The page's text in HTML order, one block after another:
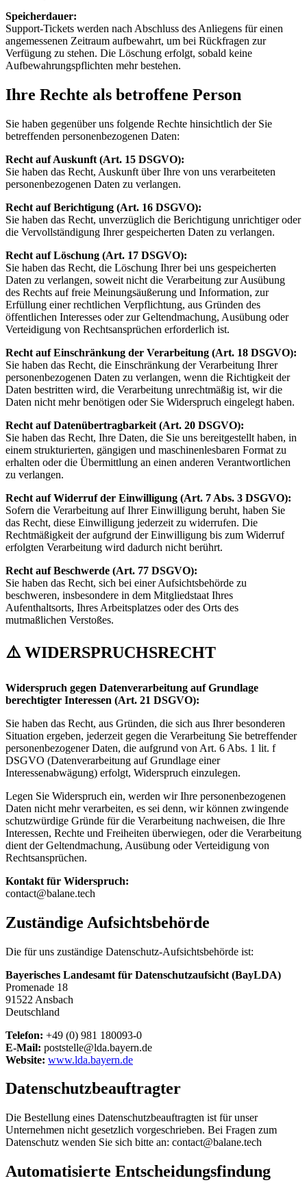
Speicherdauer:
Support-Tickets werden nach Abschluss des Anliegens für einen
angemessenen Zeitraum aufbewahrt, um bei Rückfragen zur
Verfügung zu stehen. Die Löschung erfolgt, sobald keine
Aufbewahrungspflichten mehr bestehen.
Ihre Rechte als betroffene Person
Sie haben gegenüber uns folgende Rechte hinsichtlich der Sie
betreffenden personenbezogenen Daten:
Recht auf Auskunft (Art. 15 DSGVO):
Sie haben das Recht, Auskunft über Ihre von uns verarbeiteten
personenbezogenen Daten zu verlangen.
Recht auf Berichtigung (Art. 16 DSGVO):
Sie haben das Recht, unverzüglich die Berichtigung unrichtiger oder
die Vervollständigung Ihrer gespeicherten Daten zu verlangen.
Recht auf Löschung (Art. 17 DSGVO):
Sie haben das Recht, die Löschung Ihrer bei uns gespeicherten
Daten zu verlangen, soweit nicht die Verarbeitung zur Ausübung
des Rechts auf freie Meinungsäußerung und Information, zur
Erfüllung einer rechtlichen Verpflichtung, aus Gründen des
öffentlichen Interesses oder zur Geltendmachung, Ausübung oder
Verteidigung von Rechtsansprüchen erforderlich ist.
Recht auf Einschränkung der Verarbeitung (Art. 18 DSGVO):
Sie haben das Recht, die Einschränkung der Verarbeitung Ihrer
personenbezogenen Daten zu verlangen, wenn die Richtigkeit der
Daten bestritten wird, die Verarbeitung unrechtmäßig ist, wir die
Daten nicht mehr benötigen oder Sie Widerspruch eingelegt haben.
Recht auf Datenübertragbarkeit (Art. 20 DSGVO):
Sie haben das Recht, Ihre Daten, die Sie uns bereitgestellt haben, in
einem strukturierten, gängigen und maschinenlesbaren Format zu
erhalten oder die Übermittlung an einen anderen Verantwortlichen
zu verlangen.
Recht auf Widerruf der Einwilligung (Art. 7 Abs. 3 DSGVO):
Sofern die Verarbeitung auf Ihrer Einwilligung beruht, haben Sie
das Recht, diese Einwilligung jederzeit zu widerrufen. Die
Rechtmäßigkeit der aufgrund der Einwilligung bis zum Widerruf
erfolgten Verarbeitung wird dadurch nicht berührt.
Recht auf Beschwerde (Art. 77 DSGVO):
Sie haben das Recht, sich bei einer Aufsichtsbehörde zu
beschweren, insbesondere in dem Mitgliedstaat Ihres
Aufenthaltsorts, Ihres Arbeitsplatzes oder des Orts des
mutmaßlichen Verstoßes.
⚠️ WIDERSPRUCHSRECHT
Widerspruch gegen Datenverarbeitung auf Grundlage
berechtigter Interessen (Art. 21 DSGVO):
Sie haben das Recht, aus Gründen, die sich aus Ihrer besonderen
Situation ergeben, jederzeit gegen die Verarbeitung Sie betreffender
personenbezogener Daten, die aufgrund von Art. 6 Abs. 1 lit. f
DSGVO (Datenverarbeitung auf Grundlage einer
Interessenabwägung) erfolgt, Widerspruch einzulegen.
Legen Sie Widerspruch ein, werden wir Ihre personenbezogenen
Daten nicht mehr verarbeiten, es sei denn, wir können zwingende
schutzwürdige Gründe für die Verarbeitung nachweisen, die Ihre
Interessen, Rechte und Freiheiten überwiegen, oder die Verarbeitung
dient der Geltendmachung, Ausübung oder Verteidigung von
Rechtsansprüchen.
Kontakt für Widerspruch:
contact@balane.tech
Zuständige Aufsichtsbehörde
Die für uns zuständige Datenschutz-Aufsichtsbehörde ist:
Bayerisches Landesamt für Datenschutzaufsicht (BayLDA)
Promenade 18
91522 Ansbach
Deutschland
Telefon: +49 (0) 981 180093-0
E-Mail: poststelle@lda.bayern.de
Website: www.lda.bayern.de
Datenschutzbeauftragter
Die Bestellung eines Datenschutzbeauftragten ist für unser
Unternehmen nicht gesetzlich vorgeschrieben. Bei Fragen zum
Datenschutz wenden Sie sich bitte an: contact@balane.tech
Automatisierte Entscheidungsfindung